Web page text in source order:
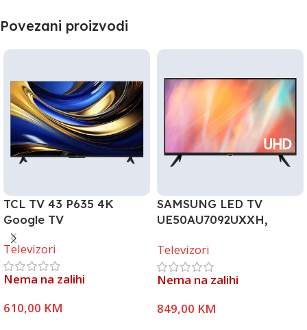
Povezani proizvodi
TCL TV 43 P635 4K
Google TV
Televizori
Nema na zalihi
610,00 KM
SAMSUNG LED TV
UE50AU7092UXXH,
Televizori
Nema na zalihi
849,00 KM